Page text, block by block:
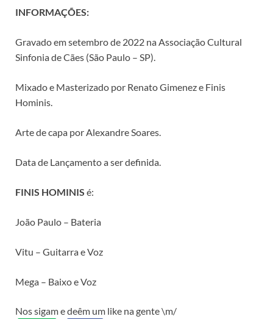
INFORMAÇÕES:
Gravado em setembro de 2022 na Associação Cultural
Sinfonia de Cães (São Paulo – SP).
Mixado e Masterizado por Renato Gimenez e Finis
Hominis.
Arte de capa por Alexandre Soares.
Data de Lançamento a ser definida.
FINIS HOMINIS é:
João Paulo – Bateria
Vitu – Guitarra e Voz
Mega – Baixo e Voz
Nos sigam e deêm um like na gente \m/